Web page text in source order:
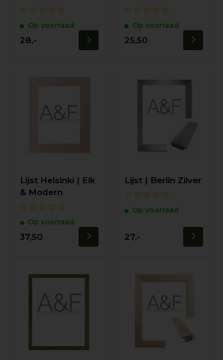
Op voorraad
28,-
Op voorraad
25,50
Lijst Helsinki | Eik
& Modern
Op voorraad
37,50
Lijst | Berlin Zilver
Op voorraad
27,-